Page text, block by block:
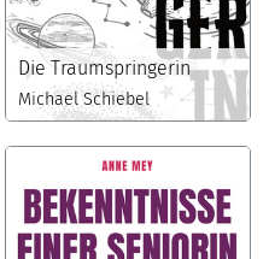
Die Traumspringerin
Michael Schiebel